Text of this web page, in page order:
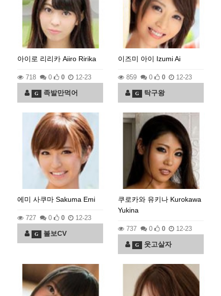
아이로 리리카 Aiiro Ririka
718 0 0 12-23
G 족발만먹어
이즈미 아이 Izumi Ai
859 0 0 12-23
G 탁구왕
에미 사쿠마 Sakuma Emi
727 0 0 12-23
G 볼보CV
쿠로카와 유키나 Kurokawa
Yukina
737 0 0 12-23
G 웃고살자